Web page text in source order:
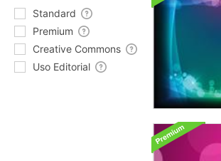
Standard
Premium
Creative Commons
Uso Editorial